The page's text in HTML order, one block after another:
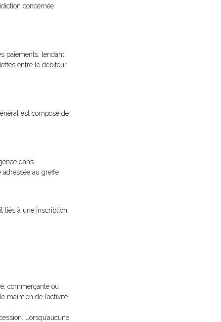
concernée
paiements, tendant
entre le débiteur
est composé de
dans
au greffe
liés à une inscription.
commerçante ou
maintien de l’activité
Lorsqu’aucune